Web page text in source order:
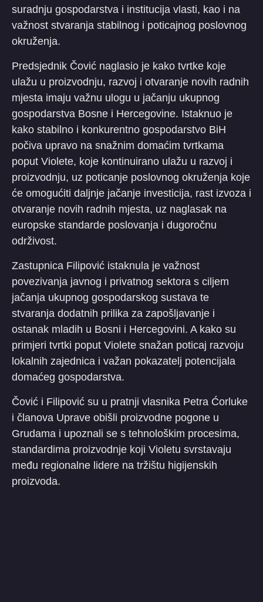
suradnju gospodarstva i institucija vlasti, kao i na
važnost stvaranja stabilnog i poticajnog poslovnog
okruženja.
Predsjednik Čović naglasio je kako tvrtke koje
ulažu u proizvodnju, razvoj i otvaranje novih radnih
mjesta imaju važnu ulogu u jačanju ukupnog
gospodarstva Bosne i Hercegovine. Istaknuo je
kako stabilno i konkurentno gospodarstvo BiH
počiva upravo na snažnim domaćim tvrtkama
poput Violete, koje kontinuirano ulažu u razvoj i
proizvodnju, uz poticanje poslovnog okruženja koje
će omogućiti daljnje jačanje investicija, rast izvoza i
otvaranje novih radnih mjesta, uz naglasak na
europske standarde poslovanja i dugoročnu
održivost.
Zastupnica Filipović istaknula je važnost
povezivanja javnog i privatnog sektora s ciljem
jačanja ukupnog gospodarskog sustava te
stvaranja dodatnih prilika za zapošljavanje i
ostanak mladih u Bosni i Hercegovini. A kako su
primjeri tvrtki poput Violete snažan poticaj razvoju
lokalnih zajednica i važan pokazatelj potencijala
domaćeg gospodarstva.
Čović i Filipović su u pratnji vlasnika Petra Ćorluke
i članova Uprave obišli proizvodne pogone u
Grudama i upoznali se s tehnološkim procesima,
standardima proizvodnje koji Violetu svrstavaju
među regionalne lidere na tržištu higijenskih
proizvoda.